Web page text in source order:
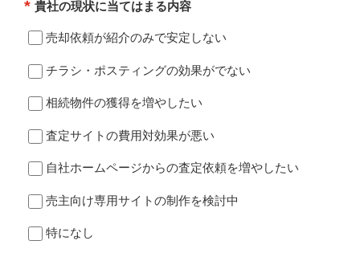
* 貴社の現状に当てはまる内容
売却依頼が紹介のみで安定しない
チラシ・ポスティングの効果がでない
相続物件の獲得を増やしたい
査定サイトの費用対効果が悪い
自社ホームページからの査定依頼を増やしたい
売主向け専用サイトの制作を検討中
特になし